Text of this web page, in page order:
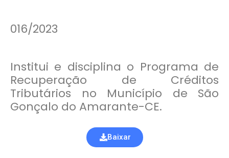
016/2023
Institui e disciplina o Programa de
Recuperação de Créditos
Tributários no Município de São
Gonçalo do Amarante-CE.
Baixar